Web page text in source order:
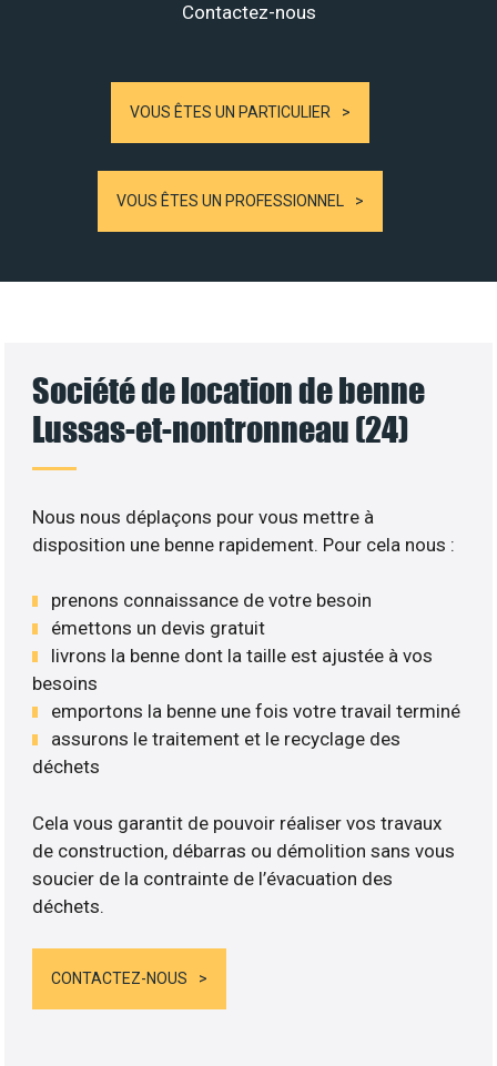
Contactez-nous
VOUS ÊTES UN PARTICULIER
VOUS ÊTES UN PROFESSIONNEL
Société de location de benne
Lussas-et-nontronneau (24)
Nous nous déplaçons pour vous mettre à
disposition une benne rapidement. Pour cela nous :
prenons connaissance de votre besoin
émettons un devis gratuit
livrons la benne dont la taille est ajustée à vos
besoins
emportons la benne une fois votre travail terminé
assurons le traitement et le recyclage des
déchets
Cela vous garantit de pouvoir réaliser vos travaux
de construction, débarras ou démolition sans vous
soucier de la contrainte de l’évacuation des
déchets.
CONTACTEZ-NOUS